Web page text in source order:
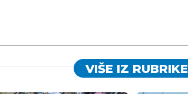
VIŠE IZ RUBRIKE